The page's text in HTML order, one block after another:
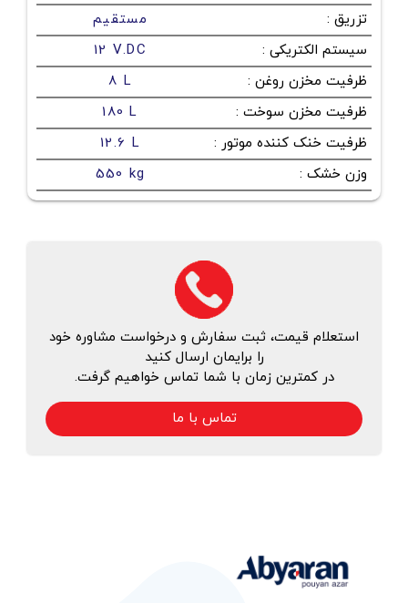
تزریق :
مستقیم
سیستم الکتریکی :
12 V.DC
ظرفیت مخزن روغن :
8 L
ظرفیت مخزن سوخت :
180 L
ظرفیت خنک کننده موتور :
12.6 L
وزن خشک :
550 kg
استعلام قیمت، ثبت سفارش و درخواست مشاوره خود
را برایمان ارسال کنید
در کمترین زمان با شما تماس خواهیم گرفت.
تماس با ما